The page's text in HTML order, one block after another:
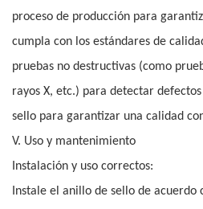
proceso de producción para
cumpla con los estándares de
pruebas no destructivas (como
rayos X, etc.) para detectar
sello para garantizar una calidad
V. Uso y mantenimiento
Instalación y uso correctos:
Instale el anillo de sello de acuerdo